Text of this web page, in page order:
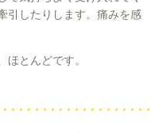
引したりします。痛みを感
とんどです。